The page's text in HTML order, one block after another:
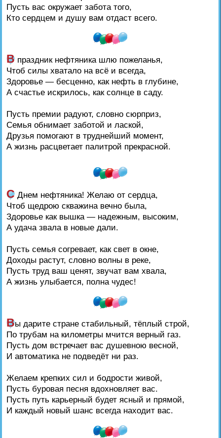
Пусть вас окружает забота того,
Кто сердцем и душу вам отдаст всего.
Впраздник нефтяника шлю пожеланья,
Чтоб силы хватало на всё и всегда,
Здоровье — бесценно, как нефть в глубине,
А счастье искрилось, как солнце в саду.
Пусть премии радуют, словно сюрприз,
Семья обнимает заботой и лаской,
Друзья помогают в труднейший момент,
А жизнь расцветает палитрой прекрасной.
СДнем нефтяника! Желаю от сердца,
Чтоб щедрою скважина вечно была,
Здоровье как вышка — надежным, высоким,
А удача звала в новые дали.
Пусть семья согревает, как свет в окне,
Доходы растут, словно волны в реке,
Пусть труд ваш ценят, звучат вам хвала,
А жизнь улыбается, полна чудес!
Вы дарите стране стабильный, тёплый строй,
По трубам на километры мчится верный газ.
Пусть дом встречает вас душевною весной,
И автоматика не подведёт ни раз.
Желаем крепких сил и бодрости живой,
Пусть буровая песня вдохновляет вас.
Пусть путь карьерный будет ясный и прямой,
И каждый новый шанс всегда находит вас.